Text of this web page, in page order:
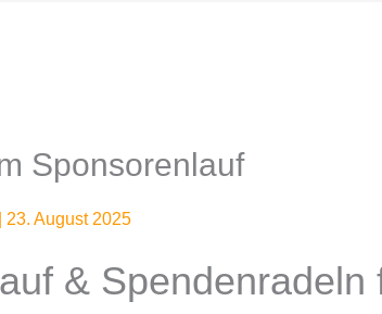
Sponsorenlauf
23. August 2025
& Spendenradeln